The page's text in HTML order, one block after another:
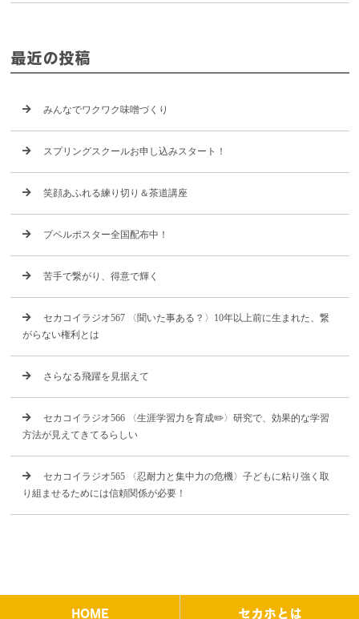
最近の投稿
みんなでワクワク味噌づくり
スプリングスクールお申し込みスタート！
笑顔あふれる練り切り＆茶道講座
プペルポスター全国配布中！
苦手で繋がり、得意で輝く
セカコイラジオ567 〈聞いた事ある？〉10年以上前に生まれた、繋
がらない権利とは
さらなる飛躍を見据えて
セカコイラジオ566 〈生涯学習力を育成✏️〉研究で、効果的な学習
方法が見えてきてるらしい
セカコイラジオ565 〈忍耐力と集中力の危機〉子どもに粘り強く取
り組ませるためには信頼関係が必要！
HOME セカホとは